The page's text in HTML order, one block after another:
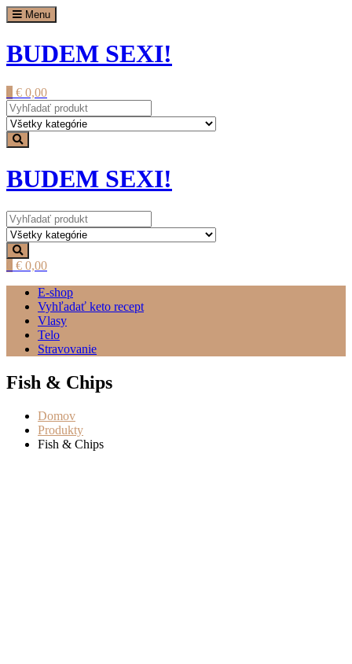
Prejsť
na
Menu
BUDEM SEXI!
€ 0,00
BUDEM SEXI!
€ 0,00
E-shop
Vyhľadať keto recept
Vlasy
Telo
Stravovanie
Fish & Chips
Domov
Produkty
Fish & Chips